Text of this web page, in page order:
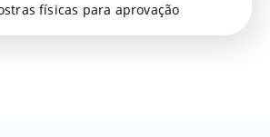
físicas para aprovação